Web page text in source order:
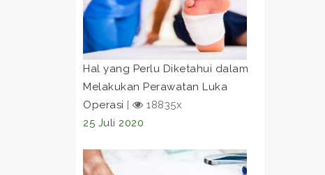
Hal yang Perlu Diketahui dalam
Melakukan Perawatan Luka
Operasi |
18835x
25 Juli 2020